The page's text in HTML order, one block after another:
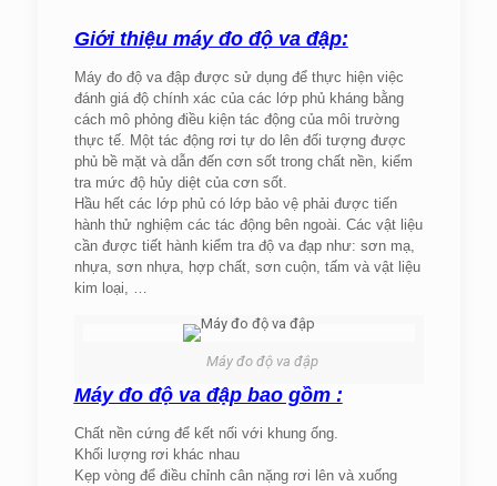
Giới thiệu máy đo độ va đập:
Máy đo độ va đập được sử dụng để thực hiện việc
đánh giá độ chính xác của các lớp phủ kháng bằng
cách mô phỏng điều kiện tác động của môi trường
thực tế. Một tác động rơi tự do lên đối tượng được
phủ bề mặt và dẫn đến cơn sốt trong chất nền, kiểm
tra mức độ hủy diệt của cơn sốt.
Hầu hết các lớp phủ có lớp bảo vệ phải được tiến
hành thử nghiệm các tác động bên ngoài. Các vật liệu
cần được tiết hành kiểm tra độ va đạp như: sơn mạ,
nhựa, sơn nhựa, hợp chất, sơn cuộn, tấm và vật liệu
kim loại, …
Máy đo độ va đập
Máy đo độ va đập bao gồm :
Chất nền cứng để kết nối với khung ống.
Khối lượng rơi khác nhau
Kẹp vòng để điều chỉnh cân nặng rơi lên và xuống